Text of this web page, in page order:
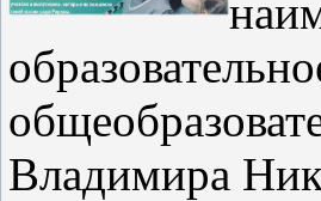
Владимира